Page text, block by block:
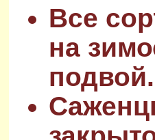
Все
на
подвой.